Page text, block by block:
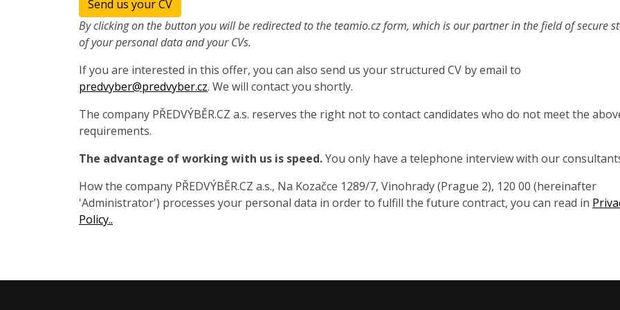
Send us your CV
By clicking on the button you will be redirected to the teamio.cz form, which is our partner in the field of secure
of your personal data and your CVs.
If you are interested in this offer, you can also send us your structured CV by email to
predvyber@predvyber.cz. We will contact you shortly.
The company PŘEDVÝBĚR.CZ a.s. reserves the right not to contact candidates who do not meet the
requirements.
The advantage of working with us is speed.You only have a telephone interview with our
How the company PŘEDVÝBĚR.CZ a.s., Na Kozačce 1289/7, Vinohrady (Prague 2), 120 00 (hereinafter
'Administrator') processes your personal data in order to fulfill the future contract, you can read in
Policy..